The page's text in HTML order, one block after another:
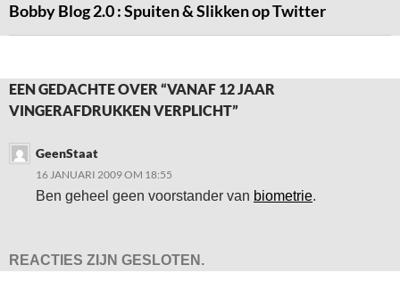
Bobby Blog 2.0 : Spuiten & Slikken op Twitter
EEN GEDACHTE OVER “VANAF 12 JAAR
VINGERAFDRUKKEN VERPLICHT”
GeenStaat
16 JANUARI 2009 OM 18:55
Ben geheel geen voorstander van biometrie.
REACTIES ZIJN GESLOTEN.